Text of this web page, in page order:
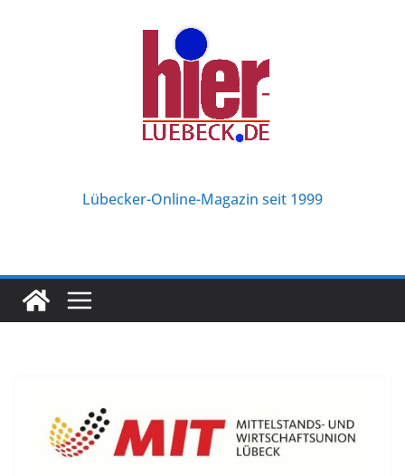
Lübecker-Online-Magazin seit 1999